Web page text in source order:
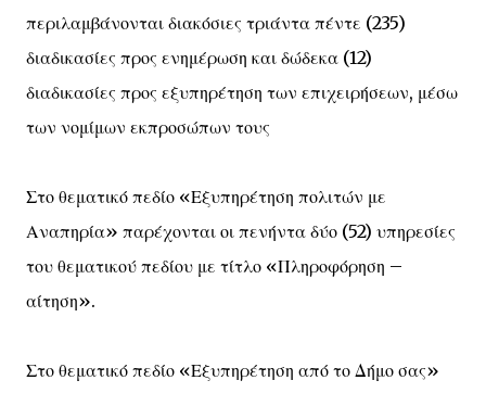
περιλαμβάνονται διακόσιες τριάντα πέντε (235)
διαδικασίες προς ενημέρωση και δώδεκα (12)
διαδικασίες προς εξυπηρέτηση των επιχειρήσεων, μέσω
των νομίμων εκπροσώπων τους
Στο θεματικό πεδίο «Εξυπηρέτηση πολιτών με
Αναπηρία» παρέχονται οι πενήντα δύο (52) υπηρεσίες
του θεματικού πεδίου με τίτλο «Πληροφόρηση –
αίτηση».
Στο θεματικό πεδίο «Εξυπηρέτηση από το Δήμο σας»